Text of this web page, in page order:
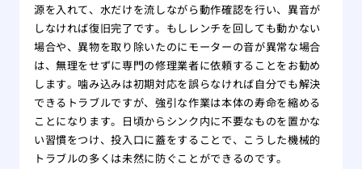
源を入れて、水だけを流しながら動作確認を行い、異音が
しなければ復旧完了です。もしレンチを回しても動かない
場合や、異物を取り除いたのにモーターの音が異常な場合
は、無理をせずに専門の修理業者に依頼することをお勧め
します。噛み込みは初期対応を誤らなければ自分でも解決
できるトラブルですが、強引な作業は本体の寿命を縮める
ことになります。日頃からシンク内に不要なものを置かな
い習慣をつけ、投入口に蓋をすることで、こうした機械的
トラブルの多くは未然に防ぐことができるのです。